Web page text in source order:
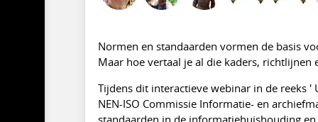
Normen en standaarden vormen de basis
Maar hoe vertaal je al die kaders,
Tijdens dit interactieve webinar in de reeks '
NEN-ISO Commissie Informatie- en